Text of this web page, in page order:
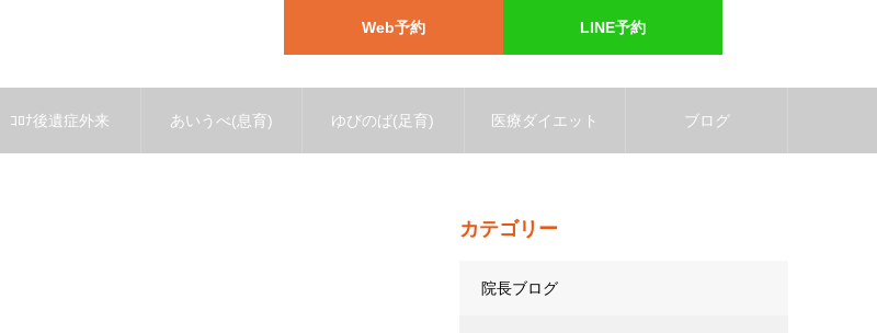
Web予約 LINE予約
ｺﾛﾅ後遺症外来 あいうべ(息育) ゆびのば(足育) 医療ダイエット ブログ
カテゴリー
院長ブログ